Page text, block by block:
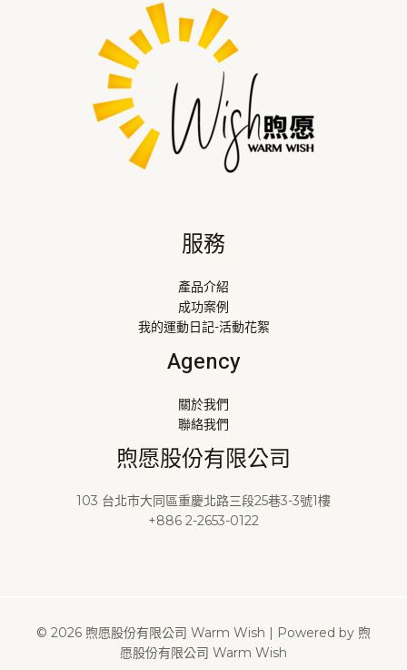
服務
產品介紹
成功案例
我的運動日記-活動花絮
Agency
關於我們
聯絡我們
煦愿股份有限公司
103 台北市大同區重慶北路三段25巷3-3號1樓
+886 2-2653-0122
© 2026 煦愿股份有限公司 Warm Wish | Powered by 煦
愿股份有限公司 Warm Wish